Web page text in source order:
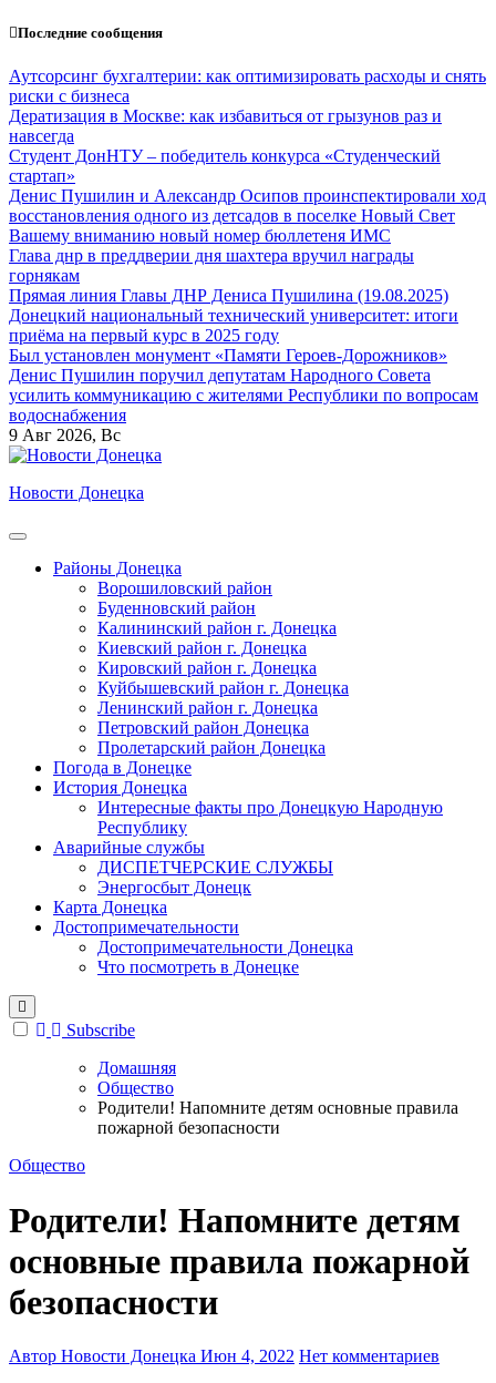
Перейти
содержанию
Последние сообщения
Аутсорсинг бухгалтерии: как оптимизировать расходы и снять
риски с бизнеса
Дератизация в Москве: как избавиться от грызунов раз и
навсегда
Студент ДонНТУ – победитель конкурса «Студенческий
стартап»
Денис Пушилин и Александр Осипов проинспектировали ход
восстановления одного из детсадов в поселке Новый Свет
Вашему вниманию новый номер бюллетеня ИМС
Глава днр в преддверии дня шахтера вручил награды
горнякам
Прямая линия Главы ДНР Дениса Пушилина (19.08.2025)
Донецкий национальный технический университет: итоги
приёма на первый курс в 2025 году
Был установлен монумент «Памяти Героев-Дорожников»
Денис Пушилин поручил депутатам Народного Совета
усилить коммуникацию с жителями Республики по вопросам
водоснабжения
9 Авг 2026, Вс
Новости Донецка
Районы Донецка
Ворошиловский район
Буденновский район
Калининский район г. Донецка
Киевский район г. Донецка
Кировский район г. Донецка
Куйбышевский район г. Донецка
Ленинский район г. Донецка
Петровский район Донецка
Пролетарский район Донецка
Погода в Донецке
История Донецка
Интересные факты про Донецкую Народную
Республику
Аварийные службы
ДИСПЕТЧЕРСКИЕ СЛУЖБЫ
Энергосбыт Донецк
Карта Донецка
Достопримечательности
Достопримечательности Донецка
Что посмотреть в Донецке
Subscribe
Домашняя
Общество
Родители! Напомните детям основные правила
пожарной безопасности
Общество
Родители! Напомните детям
основные правила пожарной
безопасности
Автор Новости Донецка Июн 4, 2022 Нет комментариев